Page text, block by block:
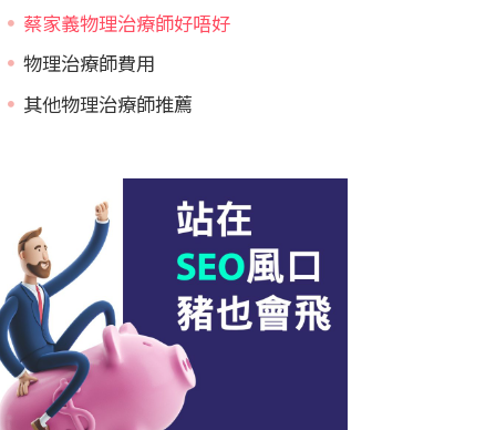
蔡家義物理治療師好唔好
物理治療師費用
其他物理治療師推薦